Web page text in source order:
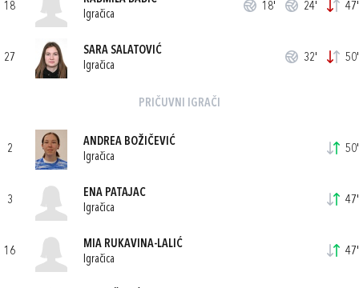
18
Igračica
18' 24' 47'
27
SARA SALATOVIĆ
Igračica
32' 50'
PRIČUVNI IGRAČI
2
ANDREA BOŽIČEVIĆ
Igračica
50'
3
ENA PATAJAC
Igračica
47'
16
MIA RUKAVINA-LALIĆ
Igračica
47'